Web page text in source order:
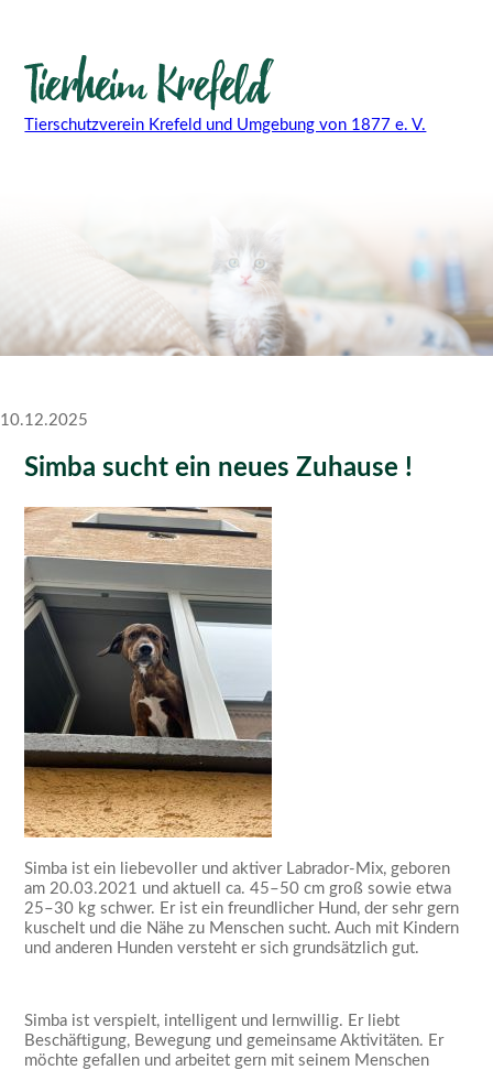
Tierschutzverein Krefeld und Umgebung von 1877 e. V.
10.12.2025
Simba sucht ein neues Zuhause !
Simba ist ein liebevoller und aktiver Labrador-Mix, geboren
am 20.03.2021 und aktuell ca. 45–50 cm groß sowie etwa
25–30 kg schwer. Er ist ein freundlicher Hund, der sehr gern
kuschelt und die Nähe zu Menschen sucht. Auch mit Kindern
und anderen Hunden versteht er sich grundsätzlich gut.
Simba ist verspielt, intelligent und lernwillig. Er liebt
Beschäftigung, Bewegung und gemeinsame Aktivitäten. Er
möchte gefallen und arbeitet gern mit seinem Menschen